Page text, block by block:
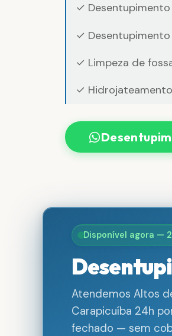
✓
✓
✓ Limpeza de
✓
Disponível agora —
Atendemos Altos
Carapicuíba 24h
fechado — sem